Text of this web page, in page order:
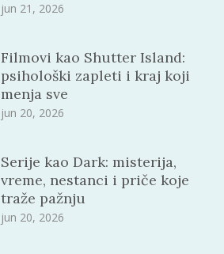
jun 21, 2026
Filmovi kao Shutter Island:
psihološki zapleti i kraj koji
menja sve
jun 20, 2026
Serije kao Dark: misterija,
vreme, nestanci i priče koje
traže pažnju
jun 20, 2026